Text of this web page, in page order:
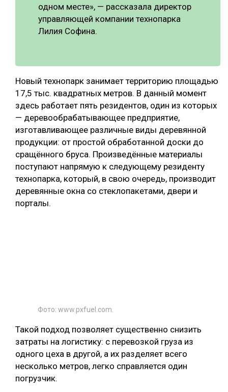
одном месте», — рассказала директор
управляющей компании технопарка
Лилия Софина.
Новый технопарк занимает территорию площадью
17,5 тыс. квадратных метров. В данный момент
здесь работает пять резидентов, один из которых
— деревообрабатывающее предприятие,
изготавливающее различные виды деревянной
продукции: от простой обработанной доски до
сращённого бруса. Произведённые материалы
поступают напрямую к следующему резиденту
технопарка, который, в свою очередь, производит
деревянные окна со стеклопакетами, двери и
порталы.
Фото: www.pxfuel.com.
Такой подход позволяет существенно снизить
затраты на логистику: с перевозкой груза из
одного цеха в другой, а их разделяет всего
несколько метров, легко справляется один
погрузчик.